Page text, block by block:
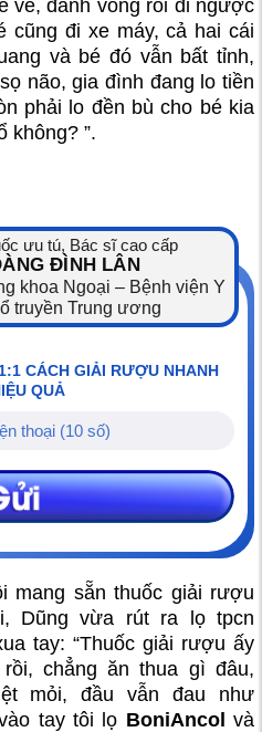
về, đánh võng rồi đi ngược
cũng đi xe máy, cả hai cái
và bé đó vẫn bất tỉnh,
não, gia đình đang lo tiền
phải lo đền bù cho bé kia
không? ”.
ưu tú, Bác sĩ cao cấp
ĐÌNH LÂN
khoa Ngoại – Bệnh viện Y
truyền Trung ương
CÁCH GIẢI RƯỢU NHANH
QUẢ
mang sẵn thuốc giải rượu
Dũng vừa rút ra lọ tpcn
tay: “Thuốc giải rượu ấy
chẳng ăn thua gì đâu,
mỏi, đầu vẫn đau như
tay tôi lọ BoniAncol và